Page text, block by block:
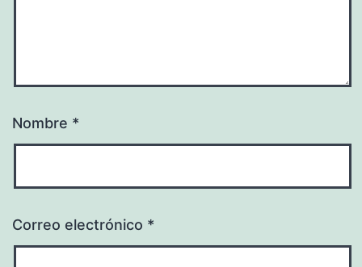
Nombre *
Correo electrónico *